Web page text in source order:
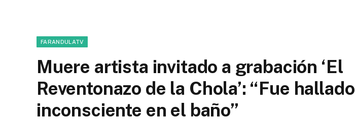
FARANDULATV
Muere artista invitado a grabación ‘El
Reventonazo de la Chola’: “Fue hallado
inconsciente en el baño”